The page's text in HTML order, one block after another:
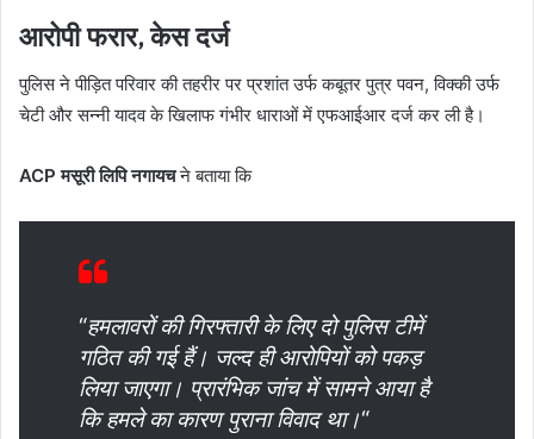
आरोपी फरार, केस दर्ज
पुलिस ने पीड़ित परिवार की तहरीर पर प्रशांत उर्फ कबूतर पुत्र पवन, विक्की उर्फ
चेटी और सन्नी यादव के खिलाफ गंभीर धाराओं में एफआईआर दर्ज कर ली है।
ACP मसूरी लिपि नगायचने बताया कि
“हमलावरों की गिरफ्तारी के लिए दो पुलिस टीमें
गठित की गई हैं। जल्द ही आरोपियों को पकड़
लिया जाएगा। प्रारंभिक जांच में सामने आया है
कि हमले का कारण पुराना विवाद था।“